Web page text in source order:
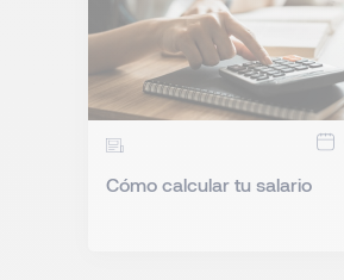
Cómo calcular tu salario